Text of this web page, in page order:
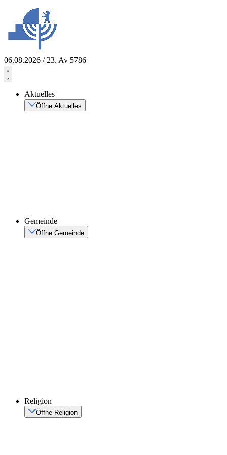
springen
06.08.2026 / 23. Av 5786
Aktuelles
Öffne Aktuelles
Gemeinde
Öffne Gemeinde
Religion
Öffne Religion